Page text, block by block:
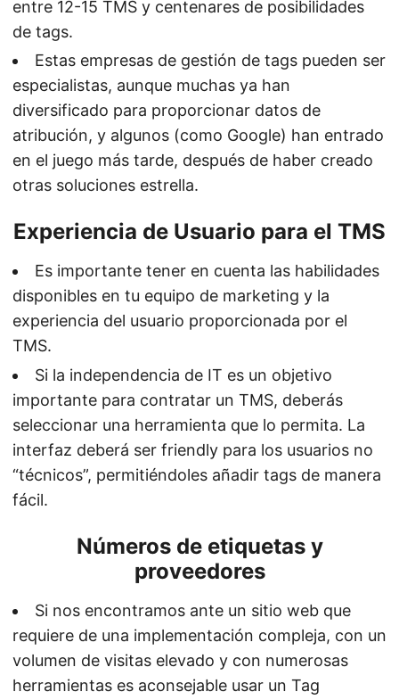
entre 12-15 TMS y centenares de posibilidades
de tags.
Estas empresas de gestión de tags pueden ser
especialistas, aunque muchas ya han
diversificado para proporcionar datos de
atribución, y algunos (como Google) han entrado
en el juego más tarde, después de haber creado
otras soluciones estrella.
Experiencia de Usuario para el TMS
Es importante tener en cuenta las habilidades
disponibles en tu equipo de marketing y la
experiencia del usuario proporcionada por el
TMS.
Si la independencia de IT es un objetivo
importante para contratar un TMS, deberás
seleccionar una herramienta que lo permita. La
interfaz deberá ser friendly para los usuarios no
“técnicos”, permitiéndoles añadir tags de manera
fácil.
Números de etiquetas y
proveedores
Si nos encontramos ante un sitio web que
requiere de una implementación compleja, con un
volumen de visitas elevado y con numerosas
herramientas es aconsejable usar un Tag